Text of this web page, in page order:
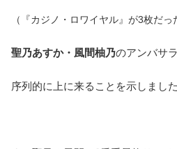
（『カジノ・ロワイヤル』が3枚だっ
聖乃あすか・風間柚乃のアンバサ
序列的に上に来ることを示しました